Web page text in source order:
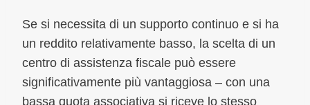
Se si necessita di un supporto continuo e si ha
un reddito relativamente basso, la scelta di un
centro di assistenza fiscale può essere
significativamente più vantaggiosa – con una
bassa quota associativa si riceve lo stesso